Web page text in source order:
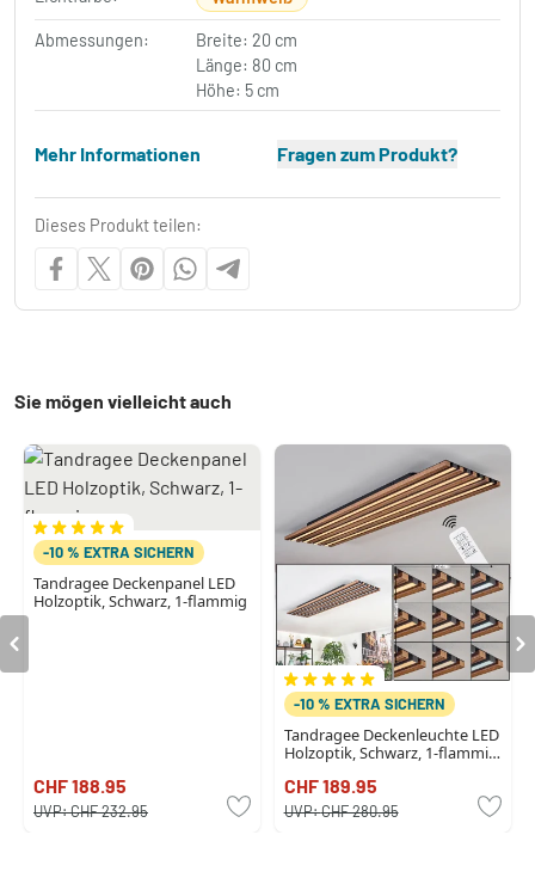
Abmessungen:
Breite: 20 cm
Länge: 80 cm
Höhe: 5 cm
Mehr Informationen Fragen zum Produkt?
Dieses Produkt teilen:
Sie mögen vielleicht auch
-10 % EXTRA SICHERN
Tandragee Deckenpanel LED
Holzoptik, Schwarz, 1-flammig
CHF 188.95
UVP:CHF 232.95
-10 % EXTRA SICHERN
Tandragee Deckenleuchte LED
Holzoptik, Schwarz, 1-flammig,
CHF 189.95
UVP:CHF 280.95